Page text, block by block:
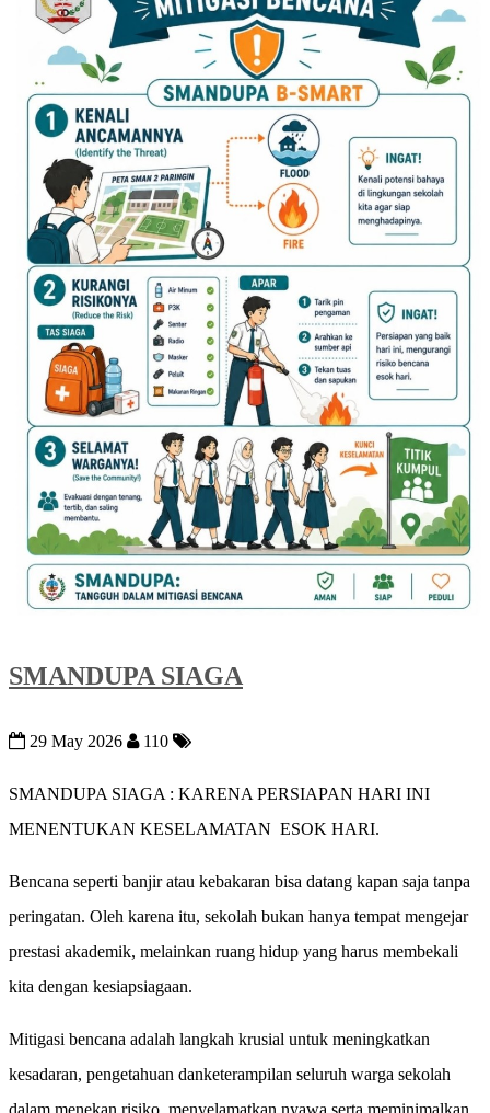
SMANDUPA SIAGA
29 May 2026 110
SMANDUPA SIAGA : KARENA PERSIAPAN HARI INI
MENENTUKAN KESELAMATAN ESOK HARI.
Bencana seperti banjir atau kebakaran bisa datang kapan saja tanpa
peringatan. Oleh karena itu, sekolah bukan hanya tempat mengejar
prestasi akademik, melainkan ruang hidup yang harus membekali
kita dengan kesiapsiagaan.
Mitigasi bencana adalah langkah krusial untuk meningkatkan
kesadaran, pengetahuan danketerampilan seluruh warga sekolah
dalam menekan risiko, menyelamatkan nyawa serta meminimalkan